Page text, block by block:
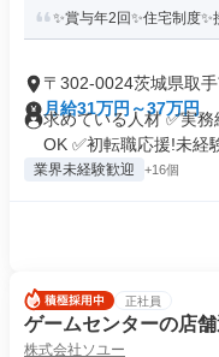
✨賞与年2回✨住宅制度
〒302-0024茨城県取
月給31万円～37万円
求めている人材 ✅実
OK ✅初転職応援!未経
業界未経験歓迎 +16個
正社員
ゲームセンターの店
株式会社ソユー